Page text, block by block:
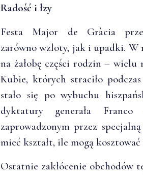
Radość i łzy
Festa Major de Gràcia
zarówno wzloty, jak i upadki. W
na żałobę części rodzin – wielu
Kubie, których straciło
stało się po wybuchu
dyktatury generała
zaprowadzonym przez
mieć kształt, ile mogą
Ostatnie zakłócenie obchodów